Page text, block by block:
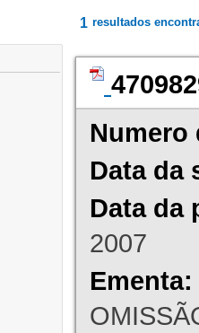
1 resultados
Numero
Data da
Data da
2007
Ementa: